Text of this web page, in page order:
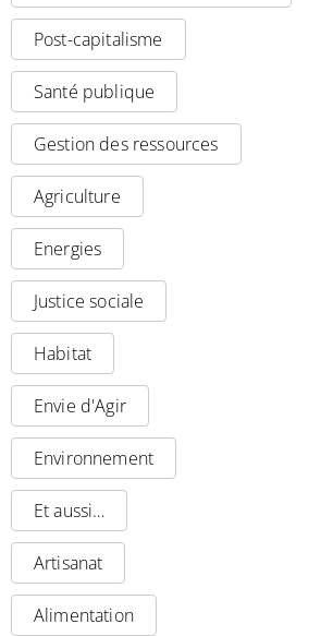
Post-capitalisme
Santé publique
Gestion des ressources
Agriculture
Energies
Justice sociale
Habitat
Envie d'Agir
Environnement
Et aussi…
Artisanat
Alimentation